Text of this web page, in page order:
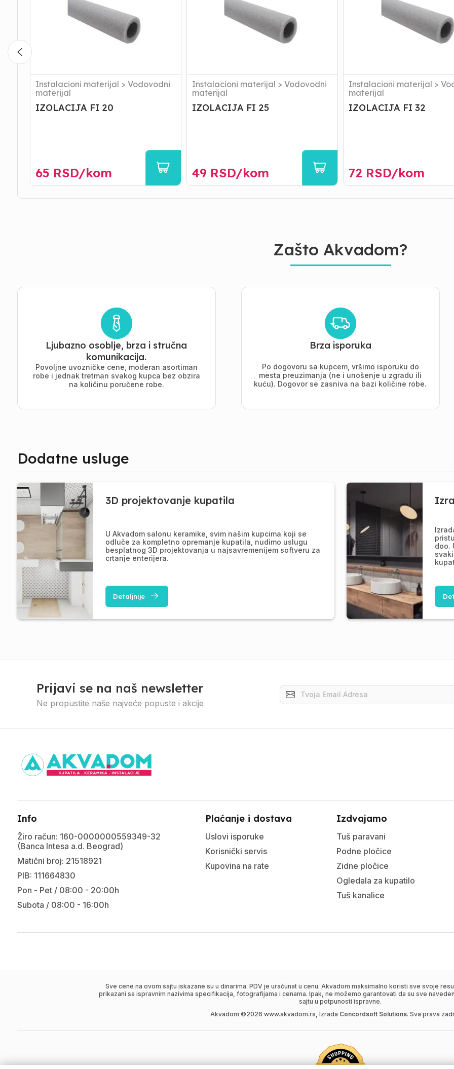
Instalacioni materijal > Vodovodni
materijal
IZOLACIJA FI 20
65 RSD/kom
Instalacioni materijal > Vodovodni
materijal
IZOLACIJA FI 25
49 RSD/kom
Instalacioni materijal >
materijal
IZOLACIJA FI 32
72 RSD/kom
Zašto Akvadom?
Ljubazno osoblje, brza i stručna
komunikacija.
Povoljne uvozničke cene, moderan asortiman
robe i jednak tretman svakog kupca bez obzira
na količinu poručene robe.
Brza isporuka
Po dogovoru sa kupcem, vršimo isporuku do
mesta preuzimanja (ne i unošenje u zgradu ili
kuću). Dogovor se zasniva na bazi količine robe.
Dodatne usluge
3D projektovanje kupatila
U Akvadom salonu keramike, svim našim kupcima koji se
odluče za kompletno opremanje kupatila, nudimo uslugu
besplatnog 3D projektovanja u najsavremenijem softveru za
crtanje enterijera.
Detaljnije
doo.
Prijavi se na naš newsletter
Ne propustite naše najveće popuste i akcije
Info
Žiro račun: 160-0000000559349-32
(Banca Intesa a.d. Beograd)
Matični broj: 21518921
PIB: 111664830
Pon - Pet / 08:00 - 20:00h
Subota / 08:00 - 16:00h
Plaćanje i dostava
Uslovi isporuke
Korisnički servis
Kupovina na rate
Izdvajamo
Tuš paravani
Podne pločice
Zidne pločice
Ogledala za kupatilo
Tuš kanalice
Sve cene na ovom sajtu iskazane su u dinarima. PDV je uračunat u cenu. Akvadom maksimalno koristi sve svoje
prikazani sa ispravnim nazivima specifikacija, fotografijama i cenama. Ipak, ne možemo garantovati da su sve
sajtu u potpunosti ispravne.
Akvadom ©2026 www.akvadom.rs, Izrada Concordsoft Solutions. Sva prava